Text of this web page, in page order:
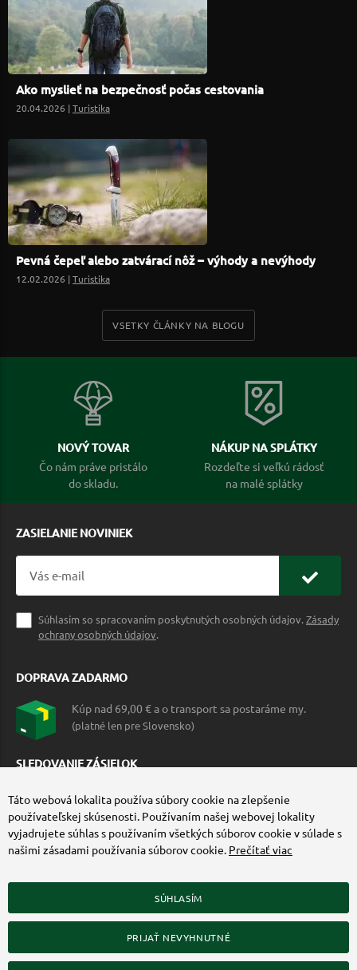
Ako myslieť na bezpečnosť počas cestovania
20.04.2026 |Turistika
Pevná čepeľ alebo zatvárací nôž – výhody a nevýhody
12.02.2026 |Turistika
VSETKY ČLÁNKY NA BLOGU
NOVÝ TOVAR
Čo nám práve pristálo
do skladu.
NÁKUP NA SPLÁTKY
Rozdeľte si veľkú rádosť
na malé splátky
ZASIELANIE NOVINIEK
Súhlasím so spracovaním poskytnutých osobných údajov.Zásady
ochrany osobných údajov.
DOPRAVA ZADARMO
Kúp nad 69,00 € a o transport sa postaráme my.
(platné len pre Slovensko)
SLEDOVANIE ZÁSIELOK
ZÍSKAJTE VIAC O COMMANDO.SK
Táto webová lokalita používa súbory cookie na zlepšenie
používateľskej skúsenosti. Používaním našej webovej lokality
vyjadrujete súhlas s používaním všetkých súborov cookie v súlade s
našimi zásadami používania súborov cookie. Prečítať viac
SÚHLASÍM
PRIJAŤ NEVYHNUTNÉ